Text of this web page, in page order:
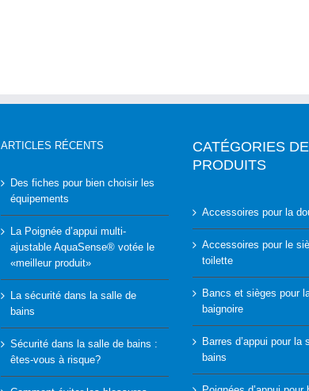
ARTICLES RÉCENTS
Des fiches pour bien choisir les
équipements
La Poignée d’appui multi-
ajustable AquaSense® votée le
«meilleur produit»
La sécurité dans la salle de
bains
Sécurité dans la salle de bains :
êtes-vous à risque?
CATÉGORIES DE
PRODUITS
Accessoires pour la
Accessoires pour le
toilette
Bancs et sièges pour
baignoire
Barres d’appui pour la
bains